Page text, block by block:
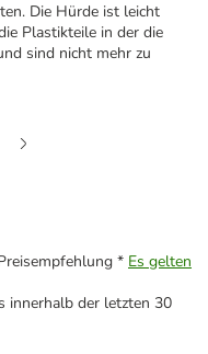
Die Hürde ist leicht
Plastikteile in der die
sind nicht mehr zu
* Es gelten
innerhalb der letzten 30